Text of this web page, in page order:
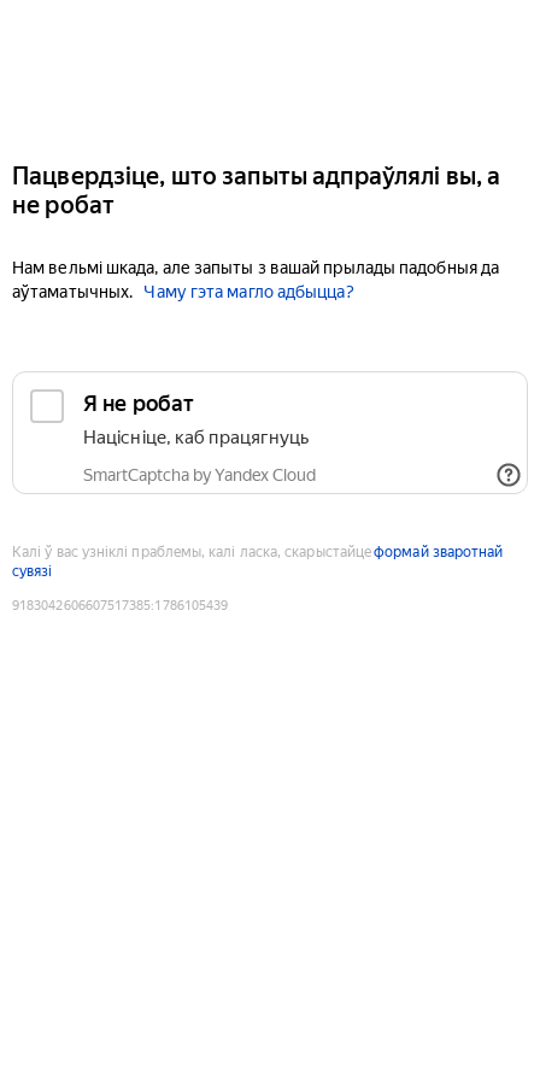
Пацвердзіце, што запыты адпраўлялі вы, а
не робат
Нам вельмі шкада, але запыты з вашай прылады падобныя да
аўтаматычных.
Чаму гэта магло адбыцца?
Я не робат
Націсніце, каб працягнуць
SmartCaptcha by Yandex Cloud
Калі ў вас узніклі праблемы, калі ласка, скарыстайцеформай зваротнай
сувязі
9183042606607517385:1786105439